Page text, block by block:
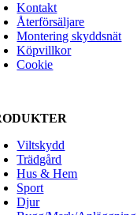
Kontakt
Återförsäljare
Montering skyddsnät
Köpvillkor
Cookie
Viltskydd
Trädgård
Hus & Hem
Sport
Djur